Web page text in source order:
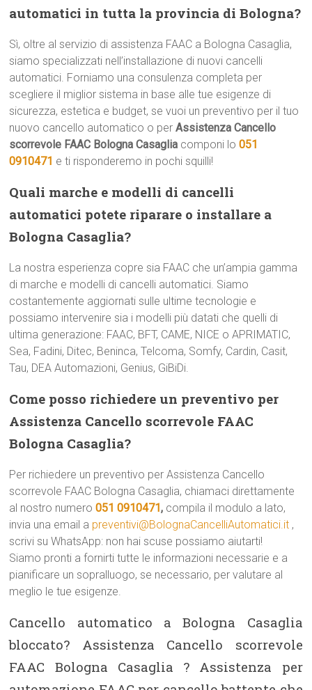
automatici in tutta la provincia di Bologna?
Sì, oltre al servizio di assistenza FAAC a Bologna Casaglia,
siamo specializzati nell’installazione di nuovi cancelli
automatici. Forniamo una consulenza completa per
scegliere il miglior sistema in base alle tue esigenze di
sicurezza, estetica e budget, se vuoi un preventivo per il tuo
nuovo cancello automatico o perAssistenza Cancello
scorrevole FAAC Bologna Casaglia componi lo051
0910471 e ti risponderemo in pochi squilli!
Quali marche e modelli di cancelli
automatici potete riparare o installare a
Bologna Casaglia?
La nostra esperienza copre sia FAAC che un’ampia gamma
di marche e modelli di cancelli automatici. Siamo
costantemente aggiornati sulle ultime tecnologie e
possiamo intervenire sia i modelli più datati che quelli di
ultima generazione: FAAC, BFT, CAME, NICE o APRIMATIC,
Sea, Fadini, Ditec, Beninca, Telcoma, Somfy, Cardin, Casit,
Tau, DEA Automazioni, Genius, GiBiDi.
Come posso richiedere un preventivo per
Assistenza Cancello scorrevole FAAC
Bologna Casaglia?
Per richiedere un preventivo per Assistenza Cancello
scorrevole FAAC Bologna Casaglia, chiamaci direttamente
al nostro numero051 0910471, compila il modulo a lato,
invia una email a preventivi@BolognaCancelliAutomatici.it ,
scrivi su WhatsApp: non hai scuse possiamo aiutarti!
Siamo pronti a fornirti tutte le informazioni necessarie e a
pianificare un sopralluogo, se necessario, per valutare al
meglio le tue esigenze.
Cancello automatico a Bologna Casaglia
bloccato? Assistenza Cancello scorrevole
FAAC Bologna Casaglia ? Assistenza per